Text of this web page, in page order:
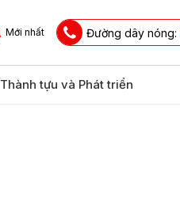
Mới nhất Đường dây nóng:
Thành tựu và Phát triển